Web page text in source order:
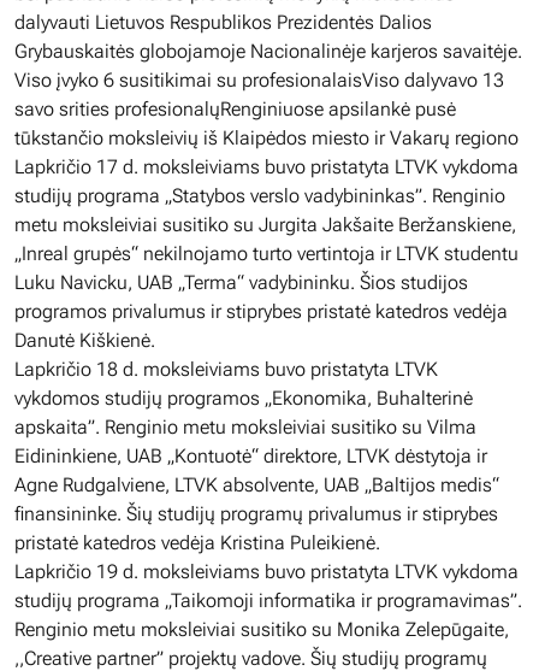
dalyvauti Lietuvos Respublikos Prezidentės Dalios
Grybauskaitės globojamoje Nacionalinėje karjeros savaitėje.
Viso įvyko 6 susitikimai su profesionalaisViso dalyvavo 13
savo srities profesionalųRenginiuose apsilankė pusė
tūkstančio moksleivių iš Klaipėdos miesto ir Vakarų regiono
Lapkričio 17 d. moksleiviams buvo pristatyta LTVK vykdoma
studijų programa „Statybos verslo vadybininkas”. Renginio
metu moksleiviai susitiko su Jurgita Jakšaite Beržanskiene,
„Inreal grupės“ nekilnojamo turto vertintoja ir LTVK studentu
Luku Navicku, UAB „Terma“ vadybininku. Šios studijos
programos privalumus ir stiprybes pristatė katedros vedėja
Danutė Kiškienė.
Lapkričio 18 d. moksleiviams buvo pristatyta LTVK
vykdomos studijų programos „Ekonomika, Buhalterinė
apskaita”. Renginio metu moksleiviai susitiko su Vilma
Eidininkiene, UAB „Kontuotė“ direktore, LTVK dėstytoja ir
Agne Rudgalviene, LTVK absolvente, UAB „Baltijos medis“
finansininke. Šių studijų programų privalumus ir stiprybes
pristatė katedros vedėja Kristina Puleikienė.
Lapkričio 19 d. moksleiviams buvo pristatyta LTVK vykdoma
studijų programa „Taikomoji informatika ir programavimas”.
Renginio metu moksleiviai susitiko su Monika Zelepūgaite,
,,Creative partner” projektų vadove. Šių studijų programų